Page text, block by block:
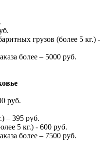
грузов (более 5 кг.) -
более – 5000 руб.
руб.
– 395 руб.
5 кг.) - 600 руб.
более – 7500 руб.